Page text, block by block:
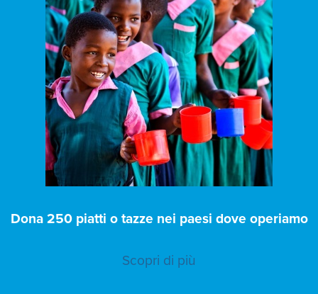
Dona 250 piatti o tazze nei paesi dove operiamo
Scopri di più